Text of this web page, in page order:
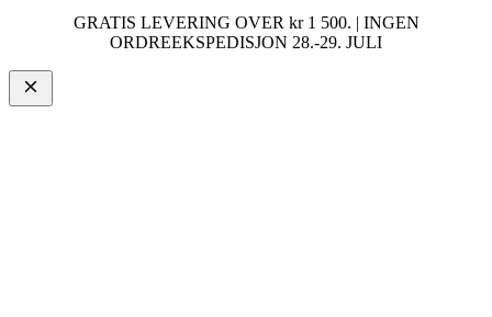
GRATIS LEVERING OVER kr 1 500. | INGEN
ORDREEKSPEDISJON 28.-29. JULI